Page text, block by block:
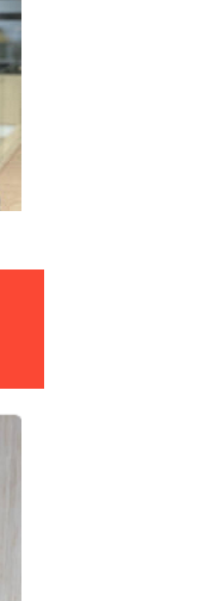
los derechos de
de Santo
decente